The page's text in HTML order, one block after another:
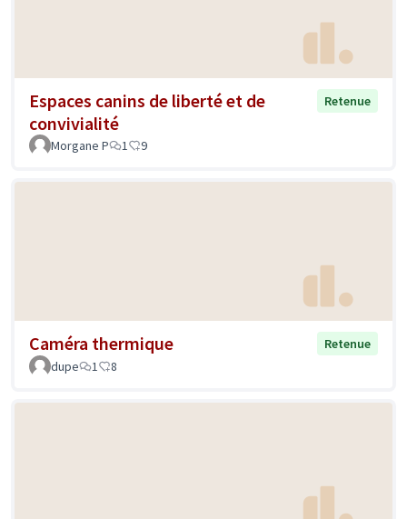
Espaces canins de liberté et de
convivialité
Retenue
Morgane P 1 9
Caméra thermique
Retenue
dupe
1 8